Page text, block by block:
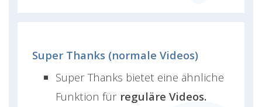
Super Thanks (normale Videos)
Super Thanks bietet eine ähnliche
Funktion für reguläre Videos.